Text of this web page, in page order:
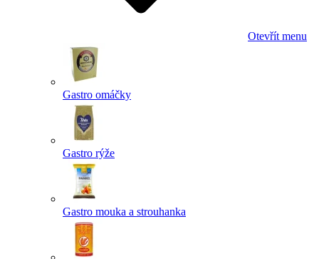
Otevřít menu
Gastro omáčky
Gastro rýže
Gastro mouka a strouhanka